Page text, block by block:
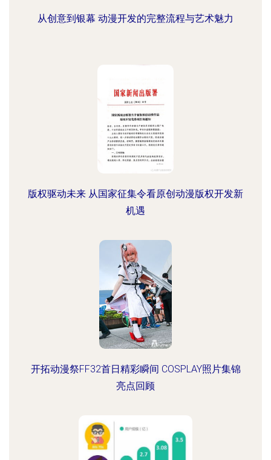
从创意到银幕 动漫开发的完整流程与艺术魅力
版权驱动未来 从国家征集令看原创动漫版权开发新
机遇
开拓动漫祭FF32首日精彩瞬间 COSPLAY照片集锦
亮点回顾